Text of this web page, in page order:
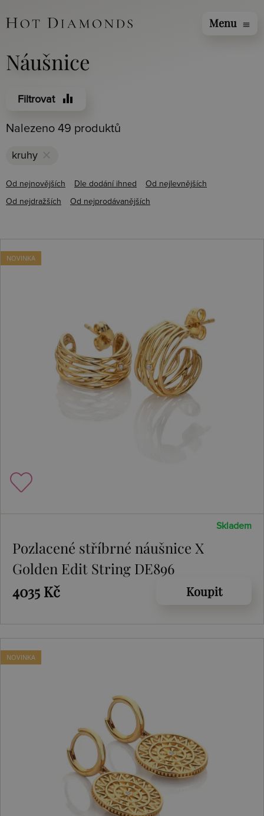
Menu menu
Náušnice
Filtrovat equalizer
Nalezeno 49 produktů
kruhy clear
Od nejnovějších Dle dodání ihned Od nejlevnějších
Od nejdražších Od nejprodávanějších
NOVINKA
Skladem
Pozlacené stříbrné náušnice X
Golden Edit String DE896
4035 Kč
Koupit
NOVINKA